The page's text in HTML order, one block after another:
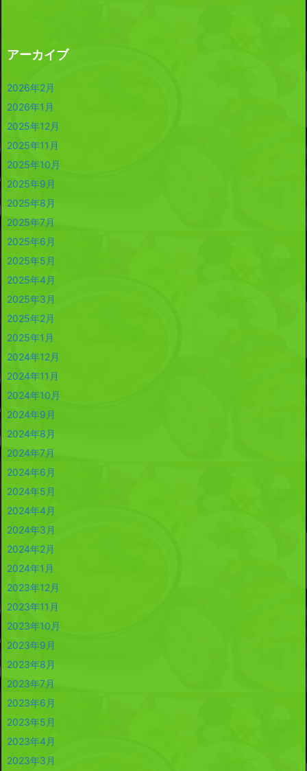
アーカイブ
2026年2月
2026年1月
2025年12月
2025年11月
2025年10月
2025年9月
2025年8月
2025年7月
2025年6月
2025年5月
2025年4月
2025年3月
2025年2月
2025年1月
2024年12月
2024年11月
2024年10月
2024年9月
2024年8月
2024年7月
2024年6月
2024年5月
2024年4月
2024年3月
2024年2月
2024年1月
2023年12月
2023年11月
2023年10月
2023年9月
2023年8月
2023年7月
2023年6月
2023年5月
2023年4月
2023年3月